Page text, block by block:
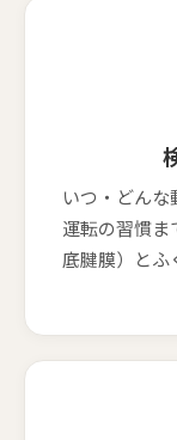
いつ・どん
運転の習慣ま
底腱膜）とふ